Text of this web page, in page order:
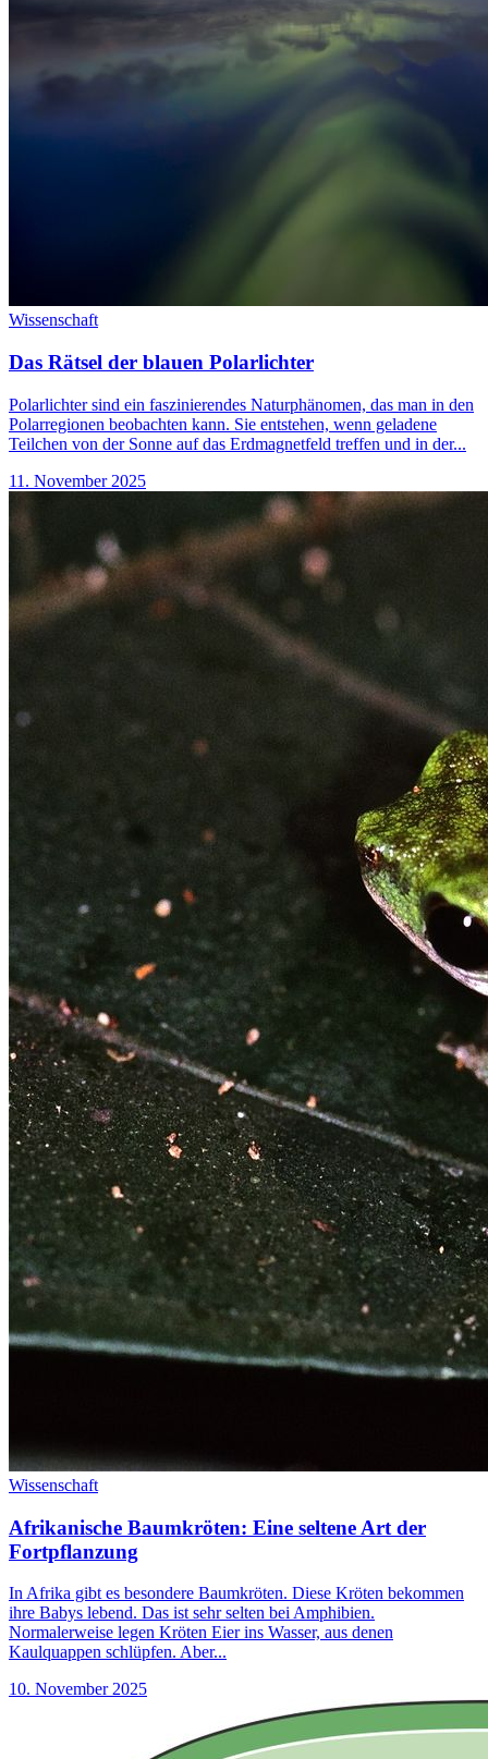
Wissenschaft
Das Rätsel der blauen Polarlichter
Polarlichter sind ein faszinierendes Naturphänomen, das man in den
Polarregionen beobachten kann. Sie entstehen, wenn geladene
Teilchen von der Sonne auf das Erdmagnetfeld treffen und in der...
11. November 2025
Wissenschaft
Afrikanische Baumkröten: Eine seltene Art der
Fortpflanzung
In Afrika gibt es besondere Baumkröten. Diese Kröten bekommen
ihre Babys lebend. Das ist sehr selten bei Amphibien.
Normalerweise legen Kröten Eier ins Wasser, aus denen
Kaulquappen schlüpfen. Aber...
10. November 2025